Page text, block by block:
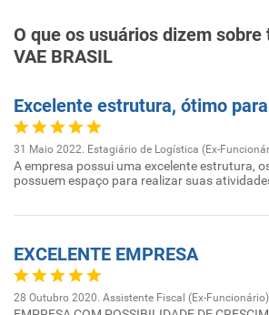
O que os usuários dizem
VAE BRASIL
Excelente estrutura, ótimo
31 Maio 2022. Estagiário de Logística (Ex-
A empresa possui uma excelente estrutura,
possuem espaço para realizar suas
EXCELENTE EMPRESA
28 Outubro 2020. Assistente Fiscal (Ex-